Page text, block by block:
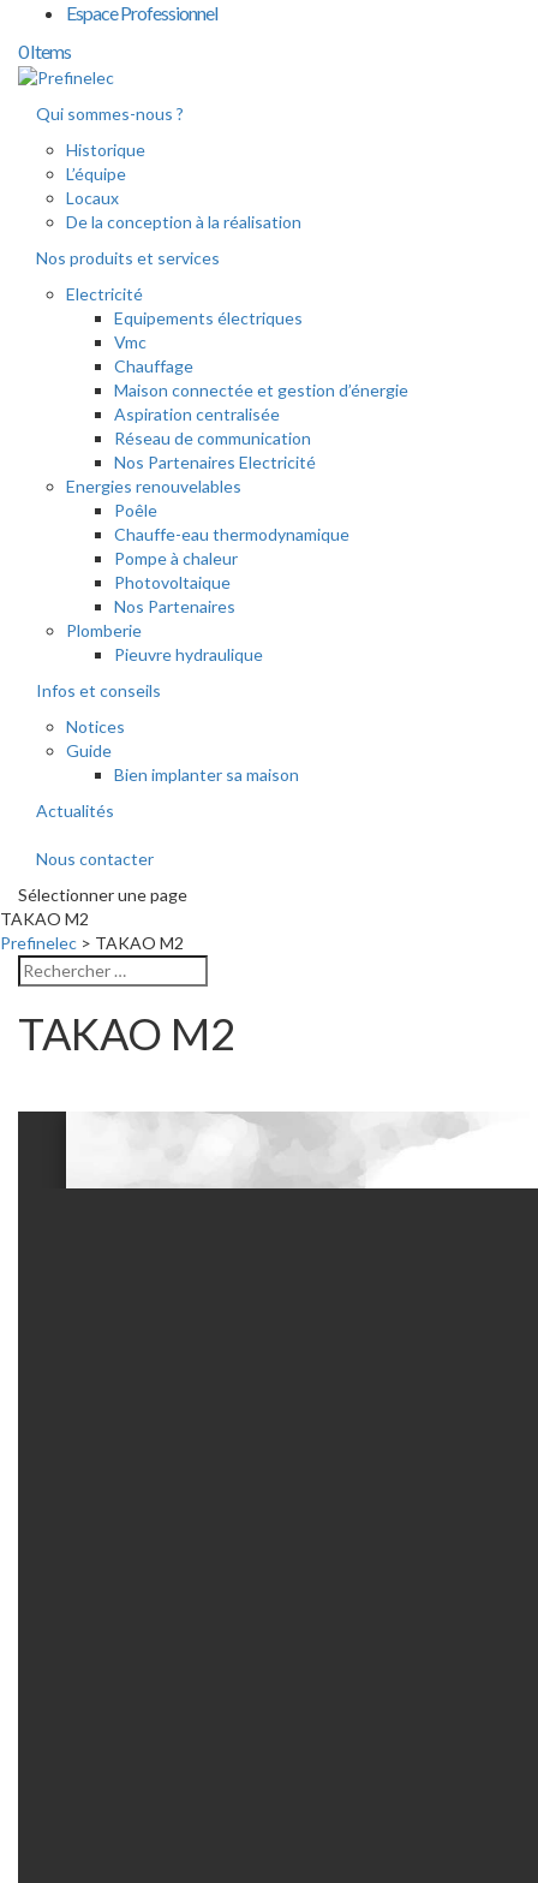
Espace Professionnel
0 Items
Qui sommes-nous ?
Historique
L’équipe
Locaux
De la conception à la réalisation
Nos produits et services
Electricité
Equipements électriques
Vmc
Chauffage
Maison connectée et gestion d’énergie
Aspiration centralisée
Réseau de communication
Nos Partenaires Electricité
Energies renouvelables
Poêle
Chauffe-eau thermodynamique
Pompe à chaleur
Photovoltaique
Nos Partenaires
Plomberie
Pieuvre hydraulique
Infos et conseils
Notices
Guide
Bien implanter sa maison
Actualités
Nous contacter
Sélectionner une page
TAKAO M2
Prefinelec > TAKAO M2
TAKAO M2